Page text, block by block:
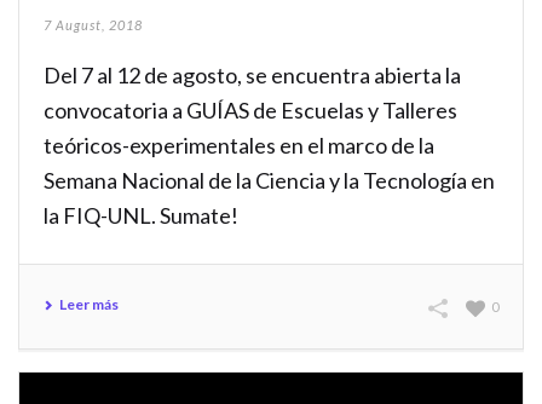
7 August, 2018
Del 7 al 12 de agosto, se encuentra abierta la
convocatoria a GUÍAS de Escuelas y Talleres
teóricos-experimentales en el marco de la
Semana Nacional de la Ciencia y la Tecnología en
la FIQ-UNL. Sumate!
Leer más 0